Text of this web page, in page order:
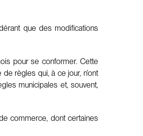
que des modifications
pour se conformer. Cette
règles qui, à ce jour, n’ont
municipales et, souvent,
commerce, dont certaines